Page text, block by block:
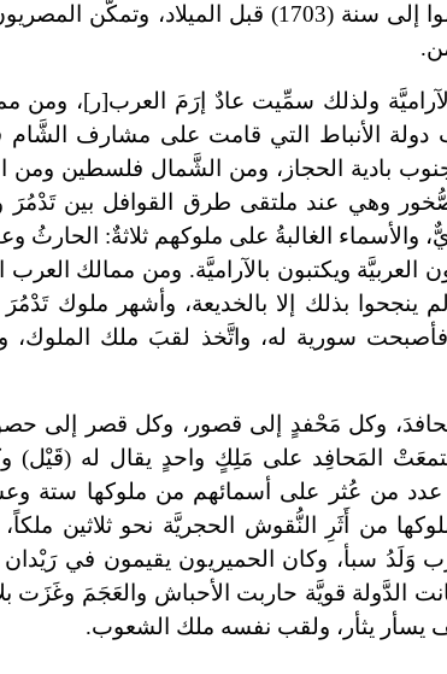
فيها أسرة ملكيةً، وجاؤوا من بَرْزَخ السُّويس أو البحر الأحمر، وحكموا إلى سنة (1703) قبل
ولذلك سمِّيت عادٌ إرَمَ العرب[ر]، ومن
الأنباط التي قامت على مشارف الشَّام
بادية الحجاز، ومن الشَّمال فلسطين ومن
وهي عند ملتقى طرق القوافل بين تَدْمُرَ
الغالبةُ على ملوكهم ثلاثةٌ: الحارثُ
الميلاد، وكانوا يتكلمون العربيَّة ويكتبون بالآراميَّة. ومن ممالك
بذلك إلا بالخديعة، وأشهر ملوك تَدْمُرَ
سورية له، واتَّخذ لقبَ ملك الملوك،
وكل مَحْفدٍ إلى قصور، وكل قصر إلى
المَحافِد على مَلِكٍ واحدٍ يقال له (قَيْل)
عدد من عُثر على أسمائهم من ملوكها ستة
بين 950ـ 115ق.م، وعرف من ملوكها من أَثَرِ النُّقوش الحجريَّة نحو
وَلَدُ سبأ، وكان الحميريون يقيمون في رَيْدان
الدَّولة قويَّة حاربت الأحباش والعَجَمَ وغَزَت